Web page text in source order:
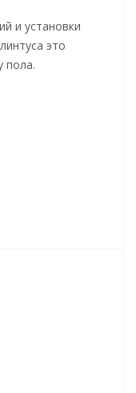
и установки
это
пола.